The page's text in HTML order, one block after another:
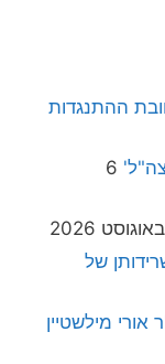
ההתנגדות
6
של
מילשטיין